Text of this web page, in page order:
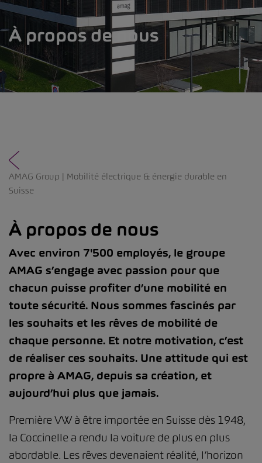
À propos de nous
AMAG Group | Mobilité électrique & énergie durable en
Suisse
À propos de nous
Avec environ 7'500 employés, le groupe
AMAG s’engage avec passion pour que
chacun puisse profiter d’une mobilité en
toute sécurité. Nous sommes fascinés par
les souhaits et les rêves de mobilité de
chaque personne. Et notre motivation, c’est
de réaliser ces souhaits. Une attitude qui est
propre à AMAG, depuis sa création, et
aujourd’hui plus que jamais.
Première VW à être importée en Suisse dès 1948,
la Coccinelle a rendu la voiture de plus en plus
abordable. Les rêves devenaient réalité, l’horizon